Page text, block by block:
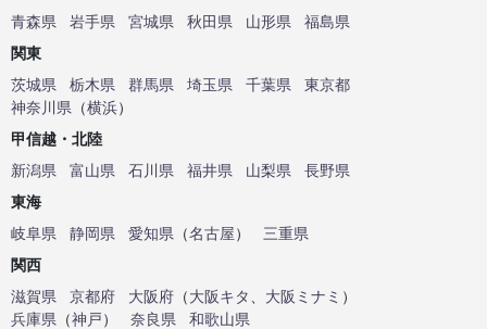
青森県
岩手県 宮城県 秋田県 山形県
福島県
関東
茨城県
栃木県 群馬県 埼玉県 千葉県
東京都
神奈川県 （横浜）
甲信越・北陸
新潟県
富山県 石川県 福井県 山梨県
長野県
東海
岐阜県
静岡県 愛知県 （名古屋）
三重県
関西
滋賀県
京都府 大阪府 （大阪キタ 大阪ミナミ ）
兵庫県 （神戸） 奈良県
和歌山県